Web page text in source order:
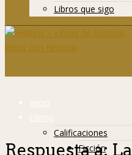
Libros que sigo
Inicio
Libros
Calificaciones
Ficción
Respuesta a: